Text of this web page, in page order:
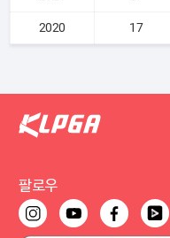
2020 17
팔로우